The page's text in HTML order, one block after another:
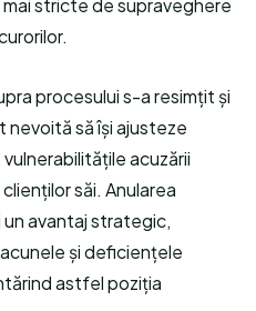
stricte de supraveghere
procesului s-a resimțit și
nevoită să își ajusteze
acuzării
săi. Anularea
avantaj strategic,
și deficiențele
astfel poziția